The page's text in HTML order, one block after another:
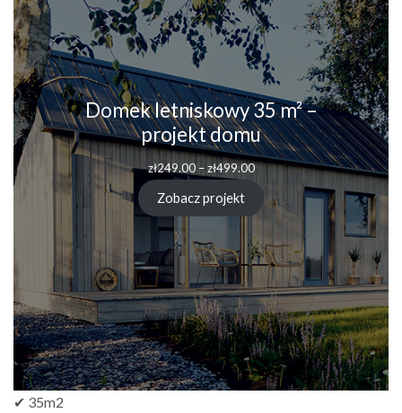
Domek letniskowy 35 m² –
projekt domu
zł249.00 – zł499.00Zakres
zł249.00
zł499.00
Zobacz projekt
✔ 35m2